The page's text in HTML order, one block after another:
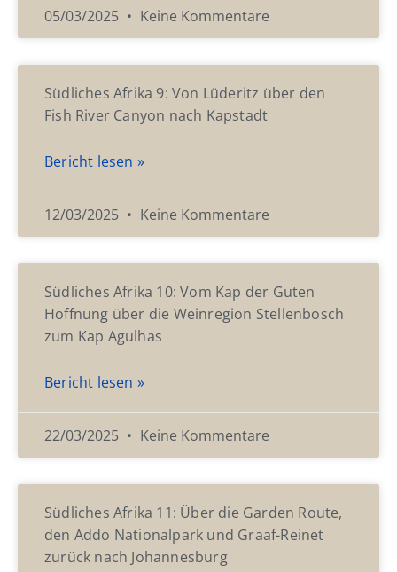
05/03/2025 Keine Kommentare
Südliches Afrika 9: Von Lüderitz über den
Fish River Canyon nach Kapstadt
Bericht lesen »
12/03/2025 Keine Kommentare
Südliches Afrika 10: Vom Kap der Guten
Hoffnung über die Weinregion Stellenbosch
zum Kap Agulhas
Bericht lesen »
22/03/2025 Keine Kommentare
Südliches Afrika 11: Über die Garden Route,
den Addo Nationalpark und Graaf-Reinet
zurück nach Johannesburg